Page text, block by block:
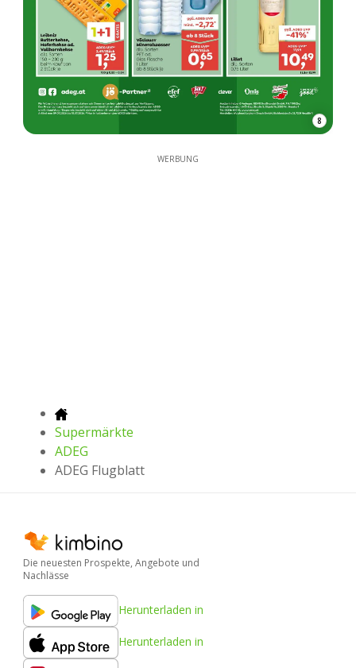
8
WERBUNG
Supermärkte
ADEG
ADEG Flugblatt
Die neuesten Prospekte, Angebote und
Nachlässe
Herunterladen in
Herunterladen in